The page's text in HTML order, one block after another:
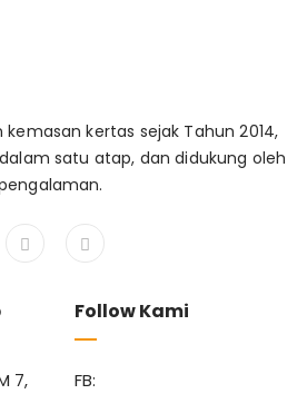
kertas sejak Tahun 2014,
satu atap, dan didukung oleh
7,
Follow Kami
FB: